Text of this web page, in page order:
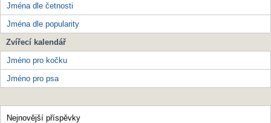
Jména dle četnosti
Jména dle popularity
Zvířecí kalendář
Jméno pro kočku
Jméno pro psa
Nejnovější příspěvky